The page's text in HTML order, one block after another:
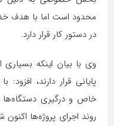
محدود است اما با هدف
در دستور کار قرار دارد.
وی با بیان اینکه بسیاری
پایانی قرار دارند،
خاص و درگیری
روند اجرای پروژه‌ها